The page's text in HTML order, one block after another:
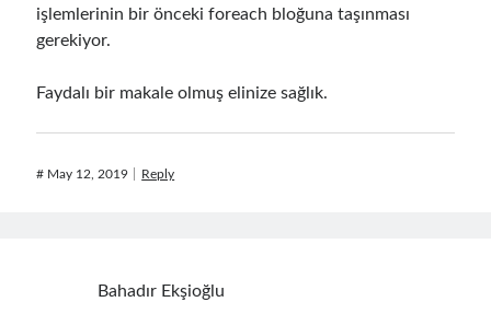
işlemlerinin bir önceki foreach bloğuna taşınması
gerekiyor.
Faydalı bir makale olmuş elinize sağlık.
# May 12, 2019 Reply
Bahadır Ekşioğlu